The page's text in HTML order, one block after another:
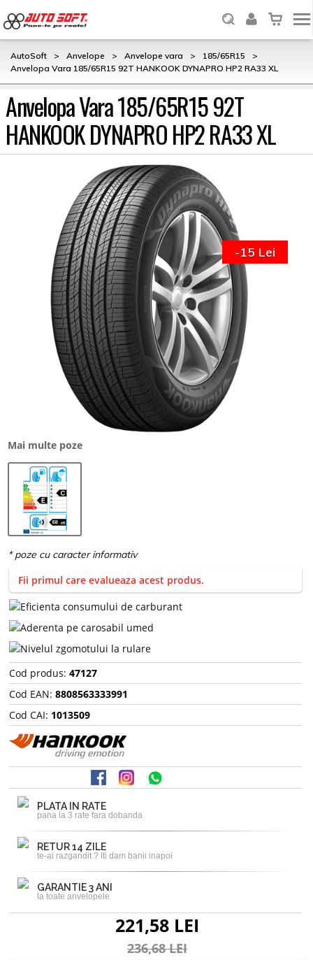
AutoSoft > Anvelope > Anvelope vara > 185/65R15
>
Anvelopa Vara 185/65R15 92T HANKOOK DYNAPRO HP2 RA33 XL
Anvelopa Vara 185/65R15 92T
HANKOOK DYNAPRO HP2 RA33 XL
Mai multe poze
-15 Lei
Fii primul care evalueaza acest produs.
Cod produs: 47127
Cod EAN: 8808563333991
Cod CAI: 1013509
PLATA IN RATE
pana la 3 rate fara dobanda
RETUR 14 ZILE
te-ai razgandit ? Iti dam banii inapoi
GARANTIE 3 ANI
la toate anvelopele
221,58 LEI
236,68 LEI